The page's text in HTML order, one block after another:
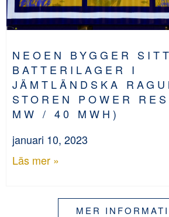
NEOEN BYGGER
BATTERILAGER I
JÄMTLÄNDSKA
STOREN POWER
MW / 40 MWH)
januari 10, 2023
Läs mer »
MER